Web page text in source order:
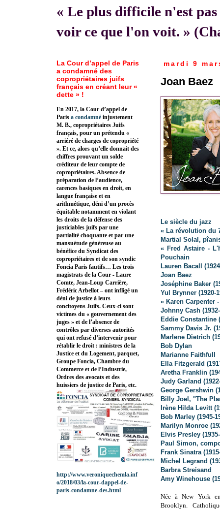
« Le plus difficile n'est
voir ce que l'on voit. »
mardi 9
Joan Baez
Le siècle du jazz
« La révolution du
Martial Solal,
« Fred Astaire -
Pouchain
Lauren Bacall
Joan Baez
Joséphine Baker
Yul Brynner (1920-
« Karen Carpenter
Johnny Cash
Eddie Constantine
Sammy Davis Jr.
Marlene Dietrich
Bob Dylan
Marianne Faithfull
Ella Fitzgerald
Aretha Franklin
Judy Garland
George Gershwin
Billy Joel, "The
Irène Hilda Levitt
Bob Marley (1945-
Marilyn Monroe
Elvis Presley
Paul Simon,
Frank Sinatra
Michel Legrand
Barbra Streisand
Amy Winehouse
Née à New York
Brooklyn.
La Cour d’appel de Paris
a condamné des
copropriétaires juifs
français en créant leur «
dette » !
En 2017, la Cour d’appel de
Paris a condamné injustement
M. B., copropriétaires Juifs
français, pour un prétendu «
arriéré de charges de copropriété
». Et ce, alors qu’elle donnait des
chiffres prouvant un solde
créditeur de leur compte de
copropriétaires. Absence de
préparation de l’audience,
carences basiques en droit, en
langue française et en
arithmétique, déni d’un procès
équitable notamment en violant
les droits de la défense des
justiciables juifs par une
partialité choquante et par une
mansuétude généreuse au
bénéfice du Syndicat des
copropriétaires et de son syndic
Foncia Paris fautifs… Les trois
magistrats de la Cour - Laure
Comte, Jean-Loup Carrière,
Frédéric Arbellot – ont infligé un
déni de justice à leurs
concitoyens Juifs. Ceux-ci sont
victimes du « gouvernement des
juges » et de l’absence de
contrôles par diverses autorités
qui ont refusé d’intervenir pour
rétablir le droit : ministres de la
Justice et du Logement, parquet,
Groupe Foncia, Chambre du
Commerce et de l’Industrie,
Ordres des avocats et des
huissiers de justice de Paris, etc.
http://www.veroniquechemla.inf
o/2018/03/la-cour-dappel-de-
paris-condamne-des.html